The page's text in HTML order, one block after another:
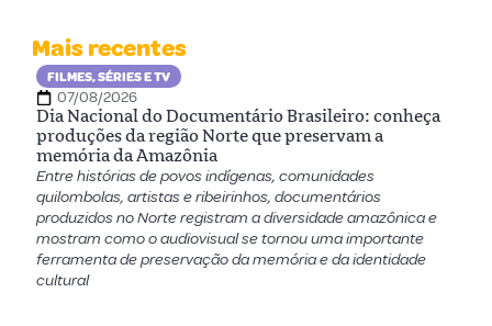
Mais recentes
FILMES, SÉRIES E TV
07/08/2026
Dia Nacional do Documentário Brasileiro: conheça
produções da região Norte que preservam a
memória da Amazônia
Entre histórias de povos indígenas, comunidades
quilombolas, artistas e ribeirinhos, documentários
produzidos no Norte registram a diversidade amazônica e
mostram como o audiovisual se tornou uma importante
ferramenta de preservação da memória e da identidade
cultural